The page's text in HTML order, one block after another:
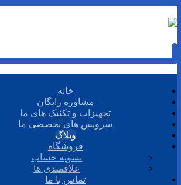
خانه
مشاوره رایگان
تجهیزات و تکنیک های ما
سرویس های تخصصی ما
وبلاگ
فروشگاه
تسویه حساب
علاقمندی ها
تماس با ما